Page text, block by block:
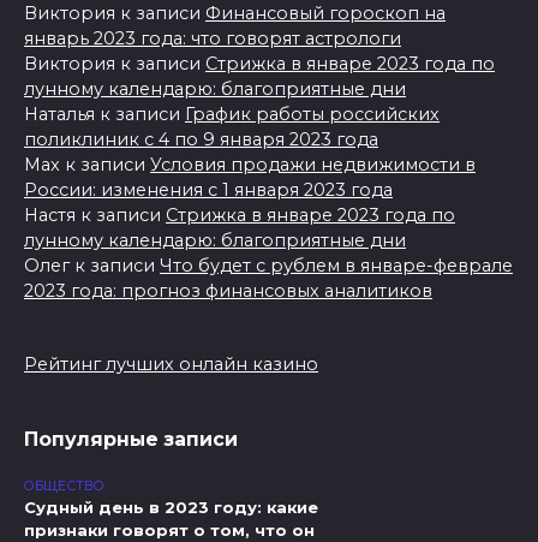
Виктория к записи Финансовый гороскоп на
январь 2023 года: что говорят астрологи
Виктория к записи Стрижка в январе 2023 года по
лунному календарю: благоприятные дни
Наталья к записи График работы российских
поликлиник с 4 по 9 января 2023 года
Max к записи Условия продажи недвижимости в
России: изменения с 1 января 2023 года
Настя к записи Стрижка в январе 2023 года по
лунному календарю: благоприятные дни
Олегк записи Что будет с рублем в январе-феврале
2023 года: прогноз финансовых аналитиков
Рейтинг лучших онлайн казино
Популярные записи
ОБЩЕСТВО
Судный день в 2023 году: какие
признаки говорят о том, что он